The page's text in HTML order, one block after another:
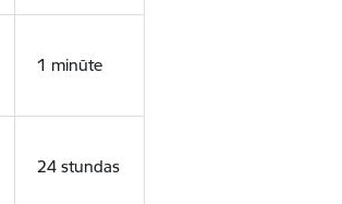
1 minūte
24 stundas